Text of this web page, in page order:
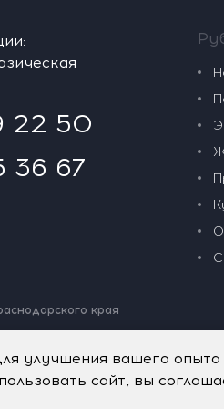
22 50
36 67
края
нажмите Ctrl+Enter.
улучшения вашего
сайт, вы